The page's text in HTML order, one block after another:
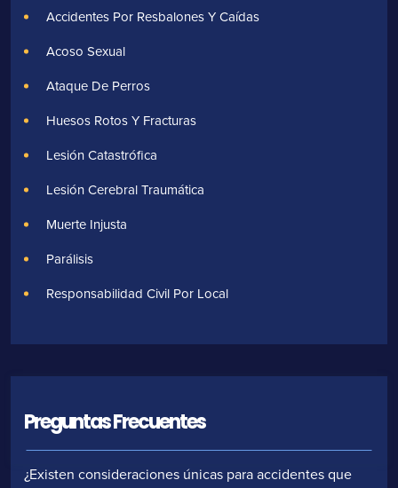
Accidentes Por Resbalones Y Caídas
Acoso Sexual
Ataque De Perros
Huesos Rotos Y Fracturas
Lesión Catastrófica
Lesión Cerebral Traumática
Muerte Injusta
Parálisis
Responsabilidad Civil Por Local
Preguntas Frecuentes
¿Existen consideraciones únicas para accidentes que